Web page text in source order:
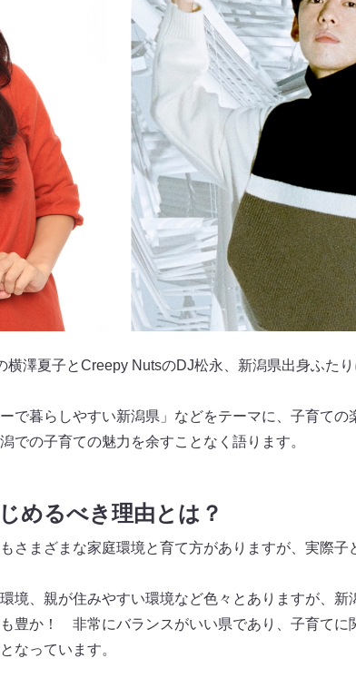
澤夏子とCreepy NutsのDJ松永、新潟県出身ふた
で暮らしやすい新潟県」などをテーマに、子育ての
での子育ての魅力を余すことなく語ります。
めるべき理由とは？
さまざまな家庭環境と育て方がありますが、実際子
境、親が住みやすい環境など色々とありますが、新
豊か！ 非常にバランスがいい県であり、子育てに
なっています。